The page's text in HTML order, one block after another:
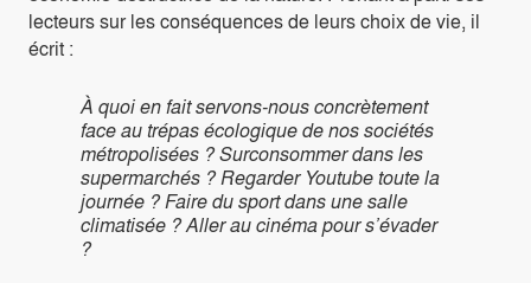
lecteurs sur les conséquences de leurs choix de vie, il
écrit :
À quoi en fait servons-nous concrètement
face au trépas écologique de nos sociétés
métropolisées ? Surconsommer dans les
supermarchés ? Regarder Youtube toute la
journée ? Faire du sport dans une salle
climatisée ? Aller au cinéma pour s’évader
?